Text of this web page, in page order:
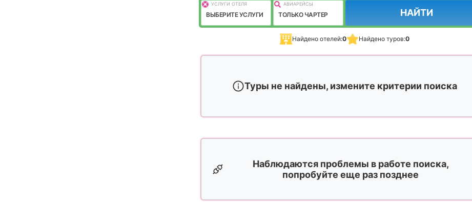
УСЛУГИ ОТЕЛЯ
ВЫБЕРИТЕ УСЛУГИ
АВИАРЕЙСЫ
ТОЛЬКО ЧАРТЕР НАЙТИ
Найдено отелей:0 Найдено туров:0
Туры не найдены, измените критерии поиска
Наблюдаются проблемы в работе поиска,
попробуйте еще раз позднее